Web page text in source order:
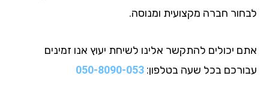
חברה מקצועית ומנוסה.
יכולים להתקשר אלינו לשיחת יעוץ אנו זמינים
בכל שעה בטלפון:050-8090-053